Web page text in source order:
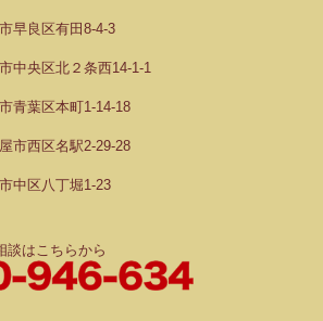
早良区有田8-4-3
中央区北２条西14-1-1
青葉区本町1-14-18
市西区名駅2-29-28
中区八丁堀1-23
談はこちらから